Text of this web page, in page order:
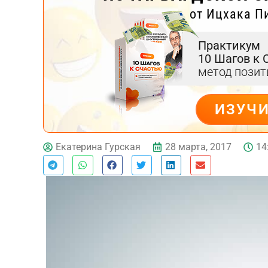
от Ицхака
Практикум
10 Шагов к
метод
ДЕЙСТВУЙ
Екатерина Гурская 28 марта, 2017